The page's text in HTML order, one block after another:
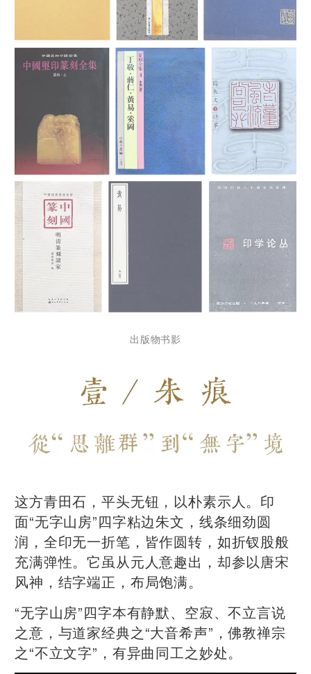
出版物书影
这方青田石，平头无钮，以朴素示人。印
面“无字山房”四字粘边朱文，线条细劲圆
润，全印无一折笔，皆作圆转，如折钗股般
充满弹性。它虽从元人意趣出，却参以唐宋
风神，结字端正，布局饱满。
“无字山房”四字本有静默、空寂、不立言说
之意，与道家经典之“大音希声”，佛教禅宗
之“不立文字”，有异曲同工之妙处。